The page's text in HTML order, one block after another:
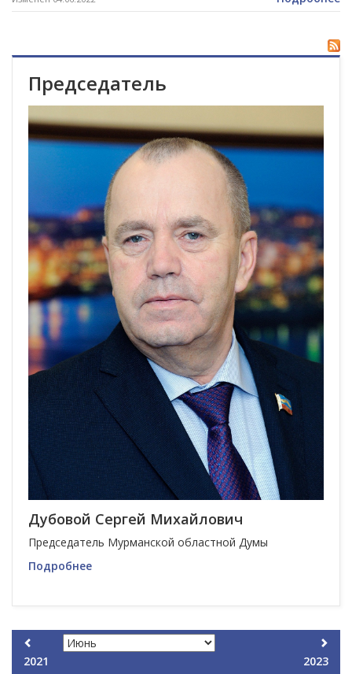
Председатель
Дубовой Сергей Михайлович
Председатель Мурманской областной Думы
Подробнее
2021 2023